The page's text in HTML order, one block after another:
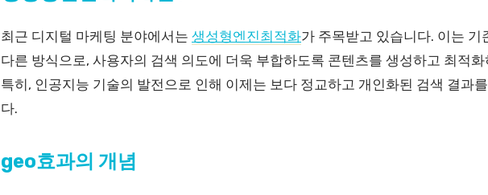
최근 디지털 마케팅 분야에서는 생성형엔진최적화가 주목받고 있습니다. 이는
다른 방식으로, 사용자의 검색 의도에 더욱 부합하도록 콘텐츠를 생성하고 최적
특히, 인공지능 기술의 발전으로 인해 이제는 보다 정교하고 개인화된 검색 결과
다.
geo효과의 개념